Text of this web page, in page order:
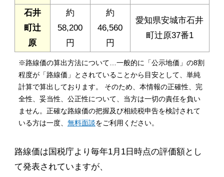
石井
町辻
原
約
58,200
円
約
46,560
円
愛知県安城市石井
町辻原37番1
※路線価の算出方法について…一般的に「公示地価」の8割
程度が「路線価」とされていることから目安として、単純
計算で算出しております。 そのため、本情報の正確性、完
全性、妥当性、公正性について、当方は一切の責任を負い
ません。正確な路線価の把握及び相続税申告を検討されて
いる方は一度、 無料面談をご利用ください。
路線価は国税庁より毎年1月1日時点の評価額とし
て発表されていますが、